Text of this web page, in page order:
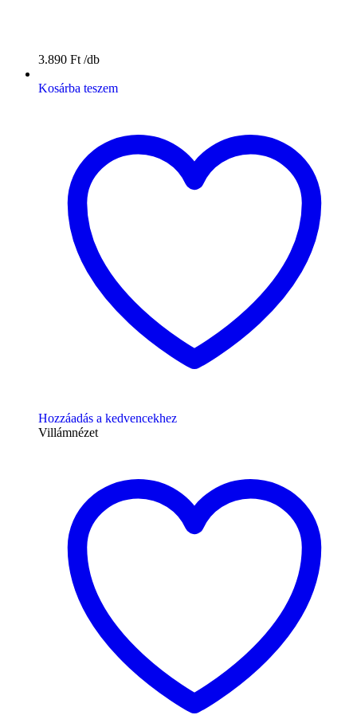
3.890 Ft
Kosárba teszem
Hozzáadás a kedvencekhez
Villámnézet